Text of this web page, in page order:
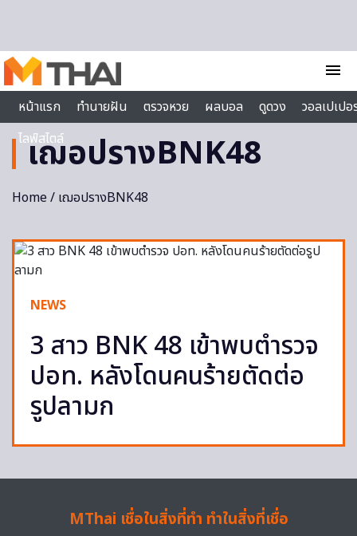
menu
หน้าแรก
ทำนายฝัน ตรวจหวย ผลบอล ดูดวง
วอลเปเป
ไลฟ์สไตล์
เฌอปรางBNK48
Home/ เฌอปรางBNK48
NEWS
3 สาว BNK 48 เข้าพบตำรวจ
ปอท. หลังโดนคนร้ายตัดต่อ
รูปลามก
MThai เชื่อในสิ่งที่ทำ ทำในสิ่งที่เชื่อ